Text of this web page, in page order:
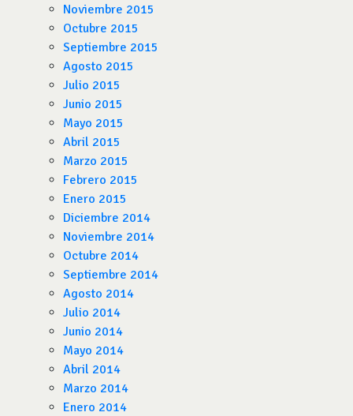
Noviembre 2015
Octubre 2015
Septiembre 2015
Agosto 2015
Julio 2015
Junio 2015
Mayo 2015
Abril 2015
Marzo 2015
Febrero 2015
Enero 2015
Diciembre 2014
Noviembre 2014
Octubre 2014
Septiembre 2014
Agosto 2014
Julio 2014
Junio 2014
Mayo 2014
Abril 2014
Marzo 2014
Enero 2014